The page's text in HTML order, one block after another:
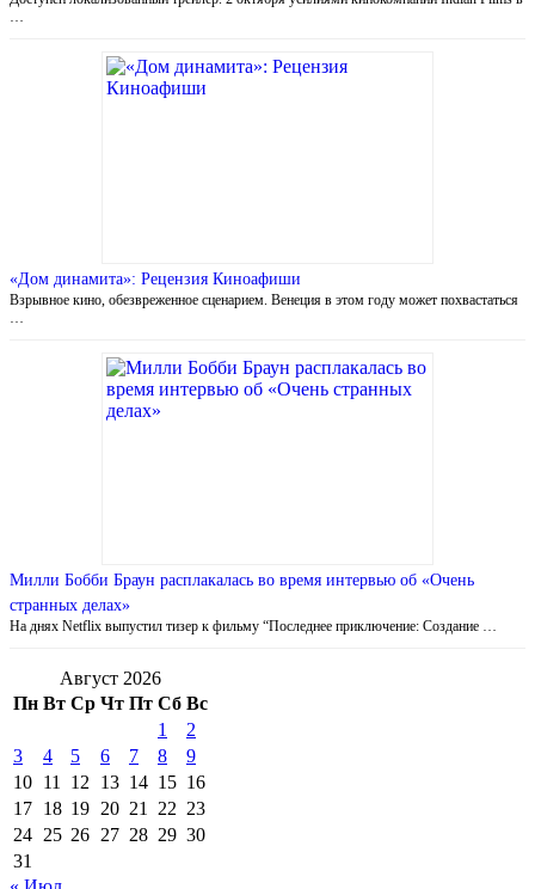
«Дом динамита»: Рецензия Киноафиши
Взрывное кино, обезвреженное сценарием. Венеция в этом году может похвастаться
Милли Бобби Браун расплакалась во время интервью об «Очень
странных делах»
На днях Netflix выпустил тизер к фильму “Последнее приключение: Создание …
Август 2026
Пн Вт Ср Чт Пт Сб Вс
1
2
3
4 5 6 7 8
9
10 11 12 13 14 15 16
17 18 19 20 21 22 23
24 25 26 27 28 29 30
31